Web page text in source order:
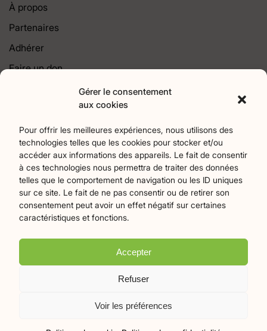
Gérer le consentement
aux cookies
Pour offrir les meilleures expériences, nous utilisons des
technologies telles que les cookies pour stocker et/ou
accéder aux informations des appareils. Le fait de consentir
à ces technologies nous permettra de traiter des données
telles que le comportement de navigation ou les ID uniques
sur ce site. Le fait de ne pas consentir ou de retirer son
consentement peut avoir un effet négatif sur certaines
caractéristiques et fonctions.
Accepter
Refuser
Voir les préférences
À propos
Partenaires
Adhérer
Faire un don
Agriculture18 Art et culture257 Associations 22
Bien-Etre 2 chronique7 Collectivités territoriales79
Commerces Divers Économie et emploi 61
Éducation94 Évènements373 Histoire et patrimoine175
La parole à nos lecteurs1 Nature et écologie75 Santé
sport27 Tourisme 19
Mentions légales
© 2026 Le Mille-Pattes - Tous droits réservés